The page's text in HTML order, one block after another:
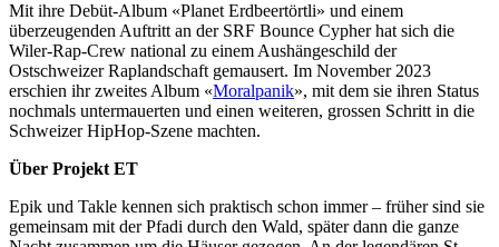
Mit ihre Debüt-Album «Planet Erdbeertörtli» und einem
überzeugenden Auftritt an der SRF Bounce Cypher hat sich die
Wiler-Rap-Crew national zu einem Aushängeschild der
Ostschweizer Raplandschaft gemausert. Im November 2023
erschien ihr zweites Album «Moralpanik», mit dem sie ihren Status
nochmals untermauerten und einen weiteren, grossen Schritt in die
Schweizer HipHop-Szene machten.
Über Projekt ET
Epik und Takle kennen sich praktisch schon immer – früher sind sie
gemeinsam mit der Pfadi durch den Wald, später dann die ganze